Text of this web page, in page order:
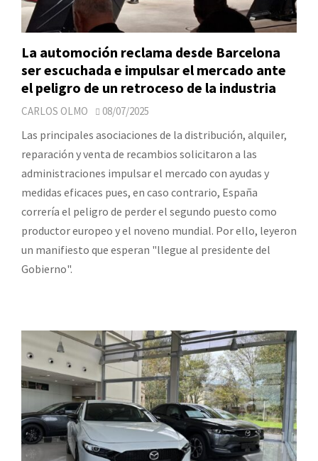
La automoción reclama desde Barcelona
ser escuchada e impulsar el mercado ante
el peligro de un retroceso de la industria
CARLOS OLMO 08/07/2025
Las principales asociaciones de la distribución, alquiler,
reparación y venta de recambios solicitaron a las
administraciones impulsar el mercado con ayudas y
medidas eficaces pues, en caso contrario, España
correría el peligro de perder el segundo puesto como
productor europeo y el noveno mundial. Por ello, leyeron
un manifiesto que esperan "llegue al presidente del
Gobierno".